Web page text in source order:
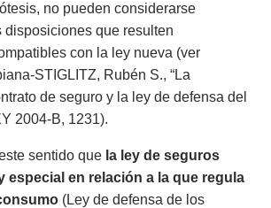
no pueden considerarse
disposiciones que resulten
con la ley nueva (ver
STIGLITZ, Rubén S., “La
de seguro y la ley de defensa del
2004-B, 1231).
sentido que la ley de seguros
especial en relación a la que regula
(Ley de defensa de los